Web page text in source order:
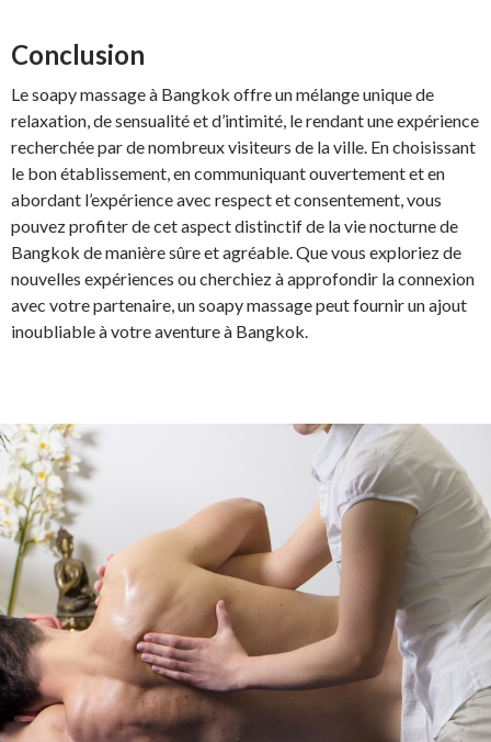
Conclusion
Le soapy massage à Bangkok offre un mélange unique de
relaxation, de sensualité et d’intimité, le rendant une expérience
recherchée par de nombreux visiteurs de la ville. En choisissant
le bon établissement, en communiquant ouvertement et en
abordant l’expérience avec respect et consentement, vous
pouvez profiter de cet aspect distinctif de la vie nocturne de
Bangkok de manière sûre et agréable. Que vous exploriez de
nouvelles expériences ou cherchiez à approfondir la connexion
avec votre partenaire, un soapy massage peut fournir un ajout
inoubliable à votre aventure à Bangkok.